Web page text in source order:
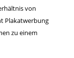
von
Plakatwerbung
zu einem